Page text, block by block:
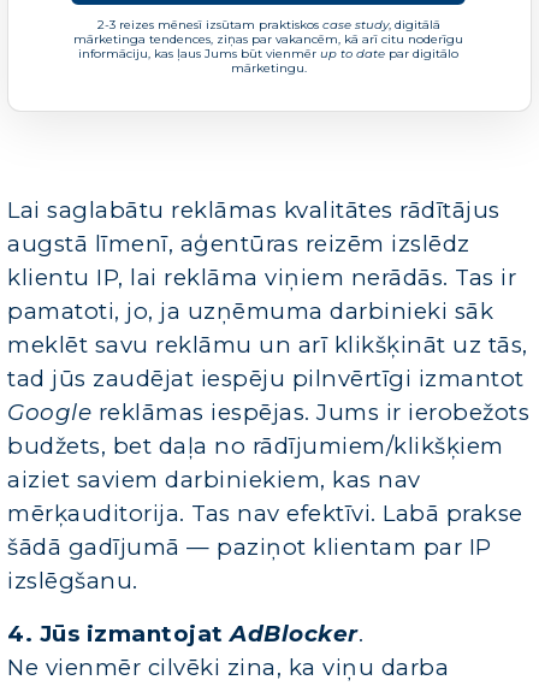
2-3 reizes mēnesī izsūtam praktiskos case study, digitālā
mārketinga tendences, ziņas par vakancēm, kā arī citu noderīgu
informāciju, kas ļaus Jums būt vienmēr up to date par digitālo
mārketingu.
Lai saglabātu reklāmas kvalitātes rādītājus
augstā līmenī, aģentūras reizēm izslēdz
klientu IP, lai reklāma viņiem nerādās. Tas ir
pamatoti, jo, ja uzņēmuma darbinieki sāk
meklēt savu reklāmu un arī klikšķināt uz tās,
tad jūs zaudējat iespēju pilnvērtīgi izmantot
Google reklāmas iespējas. Jums ir ierobežots
budžets, bet daļa no rādījumiem/klikšķiem
aiziet saviem darbiniekiem, kas nav
mērķauditorija. Tas nav efektīvi. Labā prakse
šādā gadījumā — paziņot klientam par IP
izslēgšanu.
4. Jūs izmantojatAdBlocker.
Ne vienmēr cilvēki zina, ka viņu darba